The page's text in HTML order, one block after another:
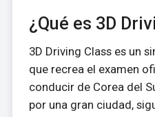
¿Qué es 3D
3D Driving Class es un
que recrea el examen
conducir de Corea del
por una gran ciudad,